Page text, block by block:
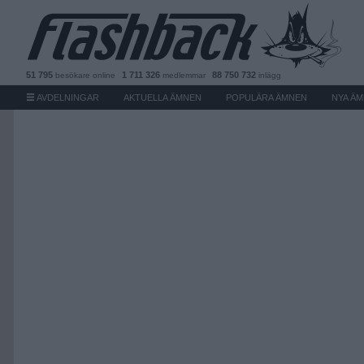
51 795 besökare online 1 711 326 medlemmar 88 750 732 inlägg
AVDELNINGAR AKTUELLA ÄMNEN POPULÄRA ÄMNEN NYA